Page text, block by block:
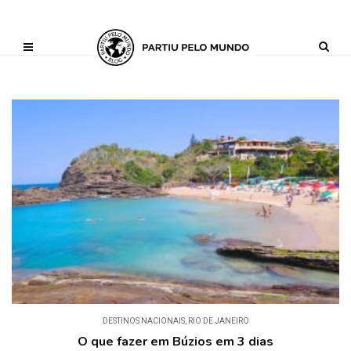
('AI_CONTENT_MARKER_NO_GET_SIDEBAR', true);
DESTINOS NACIONAIS, RIO DE JANEIRO
O que fazer em Búzios em 3 dias